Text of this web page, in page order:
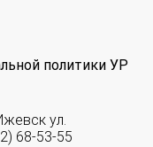
политики УР
ул.
68-53-55